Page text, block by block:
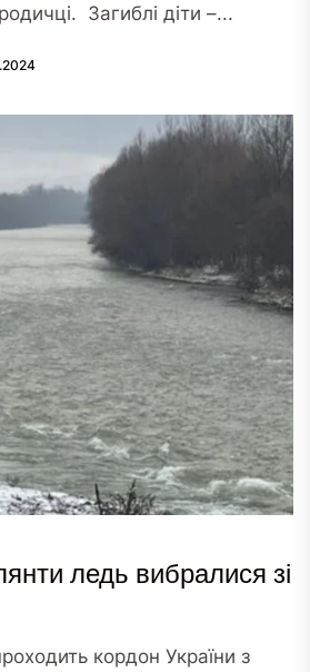
Загиблі діти –...
ледь вибралися зі
кордон України з